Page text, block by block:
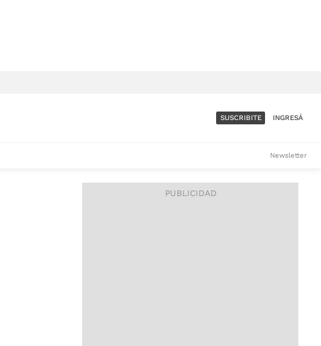
ACCESO FULL - $1.800/MES
SUSCRIBITE INGRESÁ
Newsletter